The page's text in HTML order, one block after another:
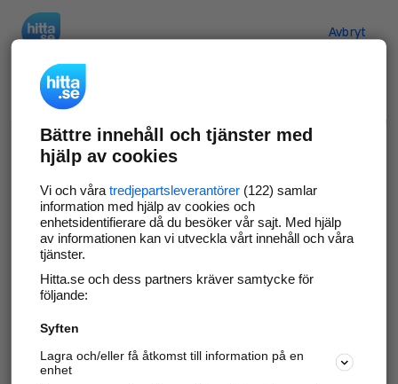
Avbryt
Verifiera ditt företag
Gör som 69 572företag
företagssida på hitta.se och syns bättre mot
kunder i ditt närområde. Helt kostnadsfritt.
Uppdatera din företagsinformation
Svara på och hantera dina omdömen
Bättre innehåll och tjänster med
hjälp av cookies
Vi och våra tredjepartsleverantörer(122) samlar
information med hjälp av cookies och
enhetsidentifierare då du besöker vår sajt. Med hjälp
av informationen kan vi utveckla vårt innehåll och våra
tjänster.
Hitta.se och dess partners kräver samtycke för
följande:
Syften
Lagra och/eller få åtkomst till information på en
enhet